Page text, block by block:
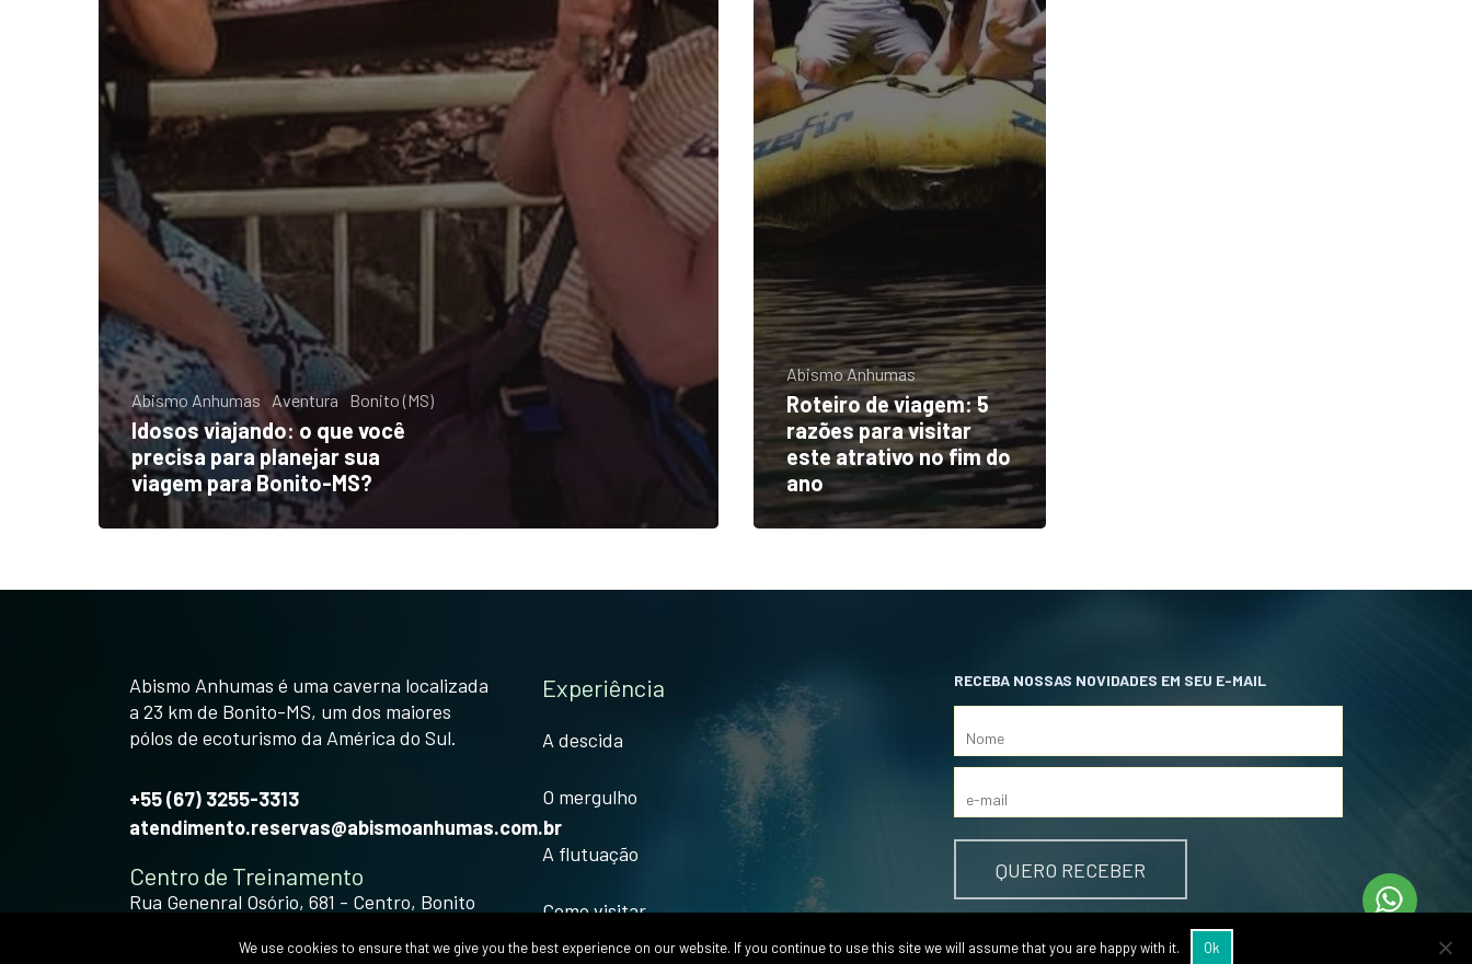
Abismo Anhumas Aventura Bonito (MS)
Idosos viajando: o que você
precisa para planejar sua
viagem para Bonito-MS?
Abismo Anhumas
Roteiro de viagem: 5
razões para visitar
este atrativo no fim do
ano
Abismo Anhumas é uma caverna localizada
a 23 km de Bonito-MS, um dos maiores
pólos de ecoturismo da América do Sul.
+55 (67) 3255-3313
atendimento.reservas@abismoanhumas.com.br
Centro de Treinamento
Rua Genenral Osório, 681 - Centro, Bonito
veja como chegar
Experiência
A descida
O mergulho
A flutuação
Como visitar
RECEBA NOSSAS NOVIDADES EM SEU E-MAIL
SIGA-NOS
We use cookies to ensure that we give you the best experience on our website. If you continue to use this site we will assume that you are happy with it. Ok